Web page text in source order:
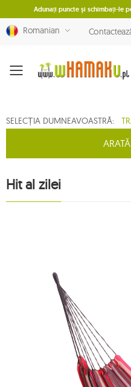
Adunați puncte și schimbați-le
Romanian
Menu
SELECȚIA DUMNEAVOASTRĂ:
Hit al zilei